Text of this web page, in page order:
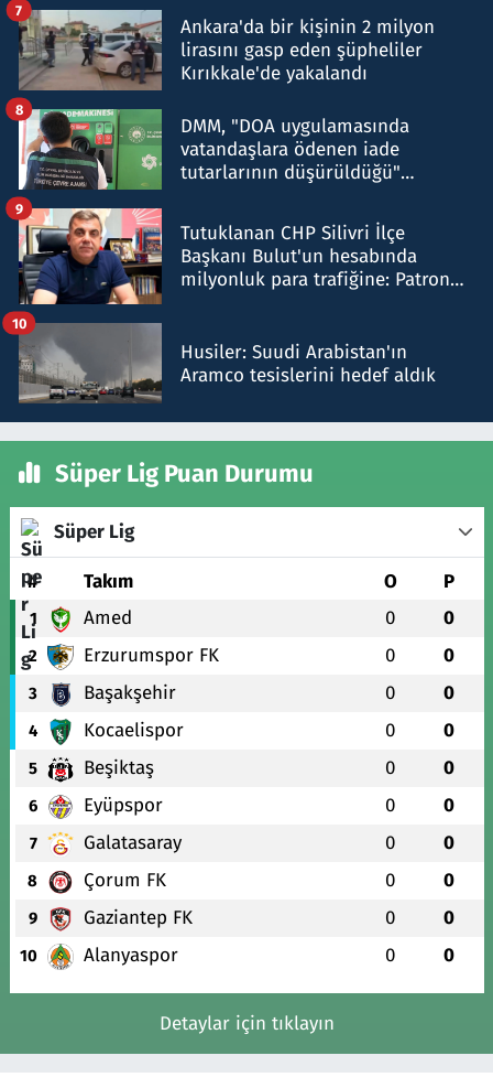
Ankara'da bir kişinin 2 milyon
lirasını gasp eden şüpheliler
Kırıkkale'de yakalandı
7
DMM, "DOA uygulamasında
vatandaşlara ödenen iade
tutarlarının düşürüldüğü"
8
Tutuklanan CHP Silivri İlçe
Başkanı Bulut'un hesabında
milyonluk para trafiğine: Patron
9
Husiler: Suudi Arabistan'ın
Aramco tesislerini hedef aldık
10
Süper Lig Puan Durumu
Süper Lig
# Takım O P
1 Amed 0 0
2 Erzurumspor FK 0 0
3 Başakşehir 0 0
4 Kocaelispor 0 0
5 Beşiktaş 0 0
6 Eyüpspor 0 0
7 Galatasaray 0 0
8 Çorum FK 0 0
9 Gaziantep FK 0 0
10 Alanyaspor 0 0
Detaylar için tıklayın